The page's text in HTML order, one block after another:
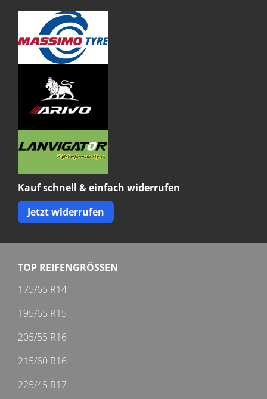
Kauf schnell & einfach widerrufen
Jetzt widerrufen
TOP REIFENGRÖSSEN
175/65 R14
195/65 R15
205/55 R16
215/60 R16
225/45 R17